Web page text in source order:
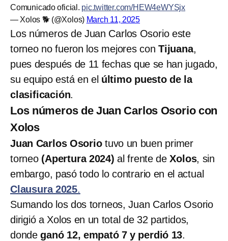
Comunicado oficial. pic.twitter.com/HEW4eWYSjx
— Xolos 🐕 (@Xolos) March 11, 2025
Los números de Juan Carlos Osorio este
torneo no fueron los mejores con Tijuana,
pues después de 11 fechas que se han jugado,
su equipo está en el último puesto de la
clasificación.
Los números de Juan Carlos Osorio con
Xolos
Juan Carlos Osorio tuvo un buen primer
torneo (Apertura 2024) al frente deXolos, sin
embargo, pasó todo lo contrario en el actual
Clausura 2025.
Sumando los dos torneos, Juan Carlos Osorio
dirigió a Xolos en un total de 32 partidos,
donde ganó 12, empató 7 y perdió 13.